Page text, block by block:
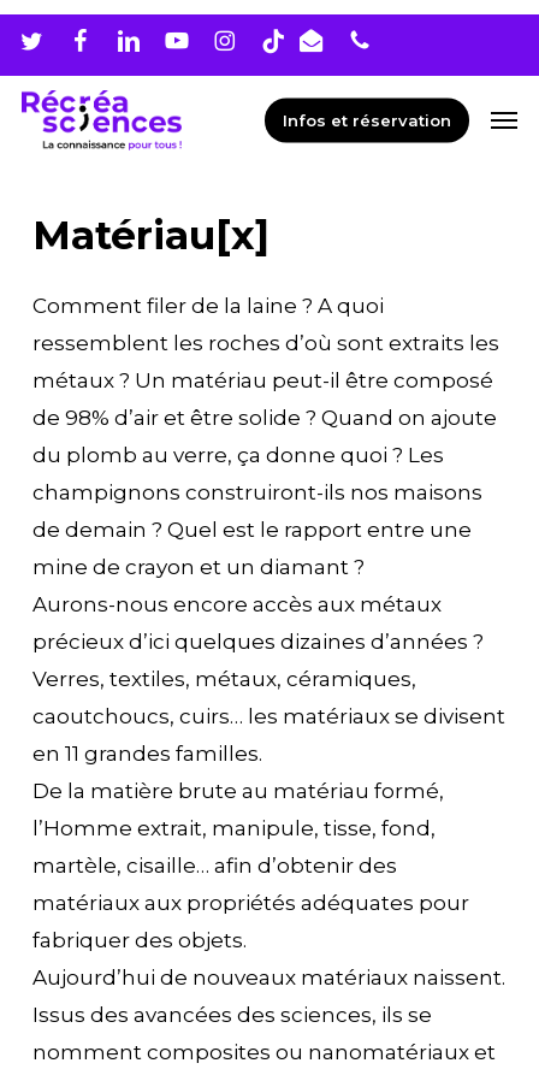
Skip
main
content
Infos et réservation
Matériau[x]
Comment filer de la laine ? A quoi
ressemblent les roches d’où sont extraits les
métaux ? Un matériau peut-il être composé
de 98% d’air et être solide ? Quand on ajoute
du plomb au verre, ça donne quoi ? Les
champignons construiront-ils nos maisons
de demain ? Quel est le rapport entre une
mine de crayon et un diamant ?
Aurons-nous encore accès aux métaux
précieux d’ici quelques dizaines d’années ?
Verres, textiles, métaux, céramiques,
caoutchoucs, cuirs… les matériaux se divisent
en 11 grandes familles.
De la matière brute au matériau formé,
l’Homme extrait, manipule, tisse, fond,
martèle, cisaille… afin d’obtenir des
matériaux aux propriétés adéquates pour
fabriquer des objets.
Aujourd’hui de nouveaux matériaux naissent.
Issus des avancées des sciences, ils se
nomment composites ou nanomatériaux et
Menu